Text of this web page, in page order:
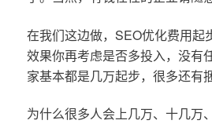
在我们这边做，SEO优化费用起
效果你再考虑是否多投入，没有
家基本都是几万起步，很多还有
为什么很多人会上几万、十几万